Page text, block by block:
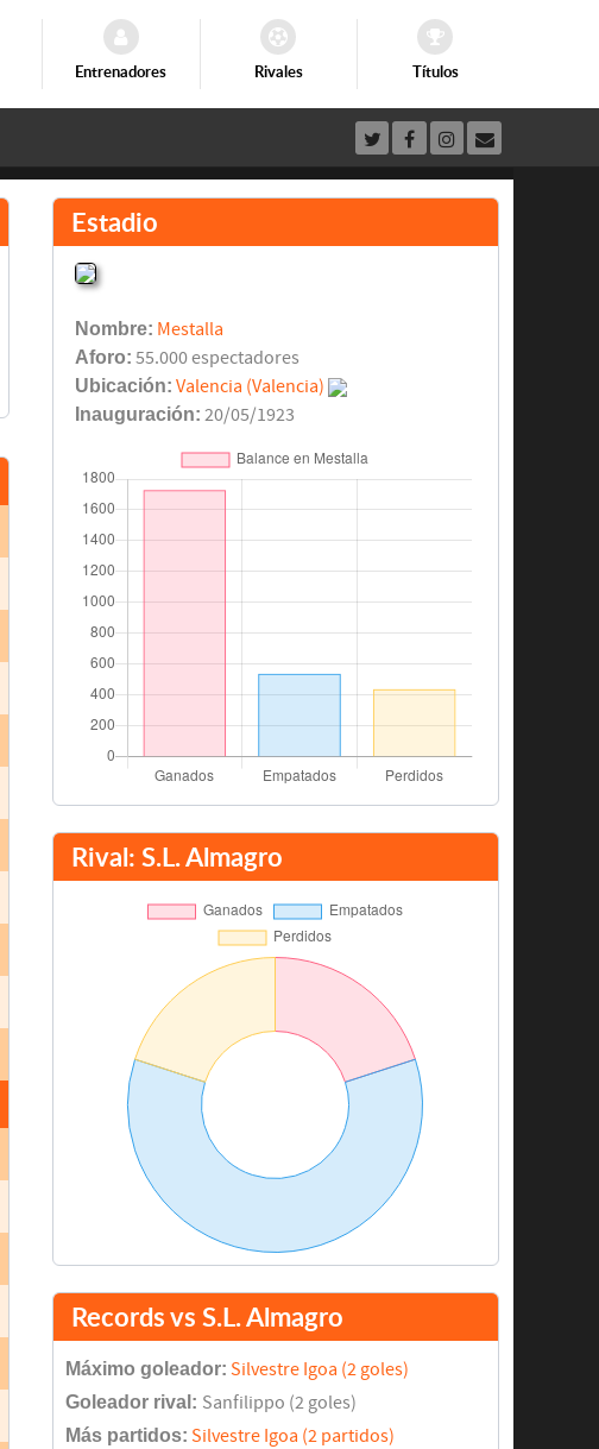
Entrenadores Rivales Títulos
Estadio
Nombre: Mestalla
Aforo: 55.000 espectadores
Ubicación: Valencia (Valencia)
Inauguración: 20/05/1923
Rival: S.L. Almagro
Records vs S.L. Almagro
Máximo goleador: Silvestre Igoa (2 goles)
Goleador rival: Sanfilippo (2 goles)
Más partidos: Silvestre Igoa (2 partidos)